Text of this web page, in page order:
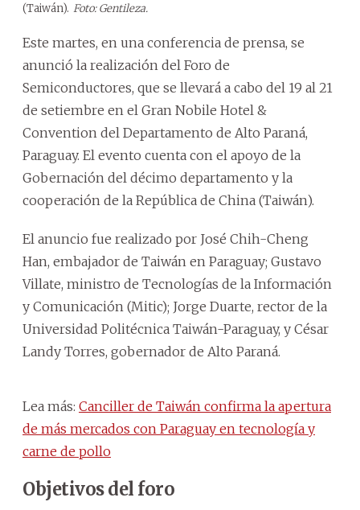
(Taiwán). Foto: Gentileza.
Este martes, en una conferencia de prensa, se
anunció la realización del Foro de
Semiconductores, que se llevará a cabo del 19 al 21
de setiembre en el Gran Nobile Hotel &
Convention del Departamento de Alto Paraná,
Paraguay. El evento cuenta con el apoyo de la
Gobernación del décimo departamento y la
cooperación de la República de China (Taiwán).
El anuncio fue realizado por José Chih-Cheng
Han, embajador de Taiwán en Paraguay; Gustavo
Villate, ministro de Tecnologías de la Información
y Comunicación (Mitic); Jorge Duarte, rector de la
Universidad Politécnica Taiwán-Paraguay, y César
Landy Torres, gobernador de Alto Paraná.
Lea más: Canciller de Taiwán confirma la apertura
de más mercados con Paraguay en tecnología y
carne de pollo
Objetivos del foro